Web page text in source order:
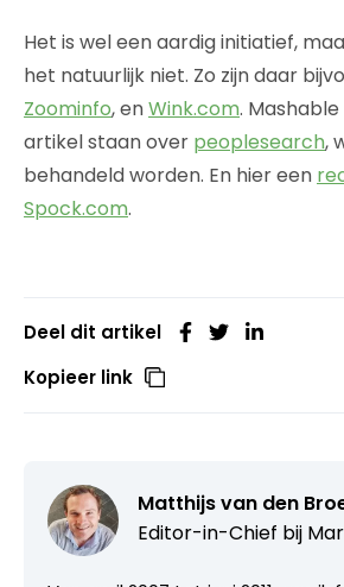
Het is wel een aardig initiatief,
het natuurlijk niet. Zo zijn daar
Zoominfo, enWink.com.
artikel staan over peoplesearch,
behandeld worden. En hier een
Spock.com.
Deel dit artikel
Kopieer link
Matthijs van den
Editor-in-Chief bij